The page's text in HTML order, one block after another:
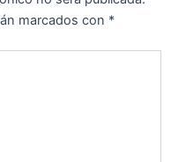
marcados con *